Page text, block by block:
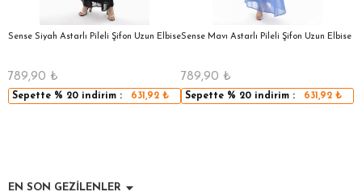
Sense Siyah Astarlı Pileli Şifon Uzun Elbise
789,90 ₺
Sepette % 20 indirim : 631,92₺
Sense Mavı Astarlı Pileli Şifon Uzun Elbise
789,90 ₺
Sepette % 20 indirim : 631,92₺
EN SON GEZİLENLER